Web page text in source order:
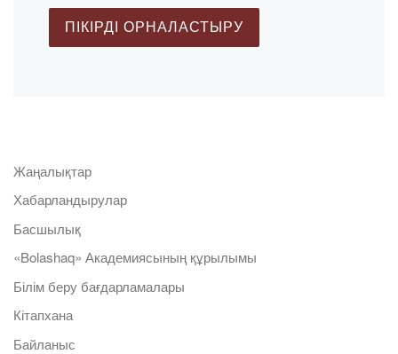
Жаңалықтар
Хабарландырулар
Басшылық
«Bolashaq» Академиясының құрылымы
Білім беру бағдарламалары
Кітапхана
Байланыс